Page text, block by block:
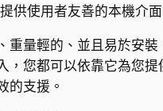
供使用者友善的本機介面
重量輕的、並且易於安裝
，您都可以依靠它為您提
的支援。